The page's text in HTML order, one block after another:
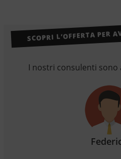
SCOPRI L’OFFERTA PER
I nostri consulenti sono